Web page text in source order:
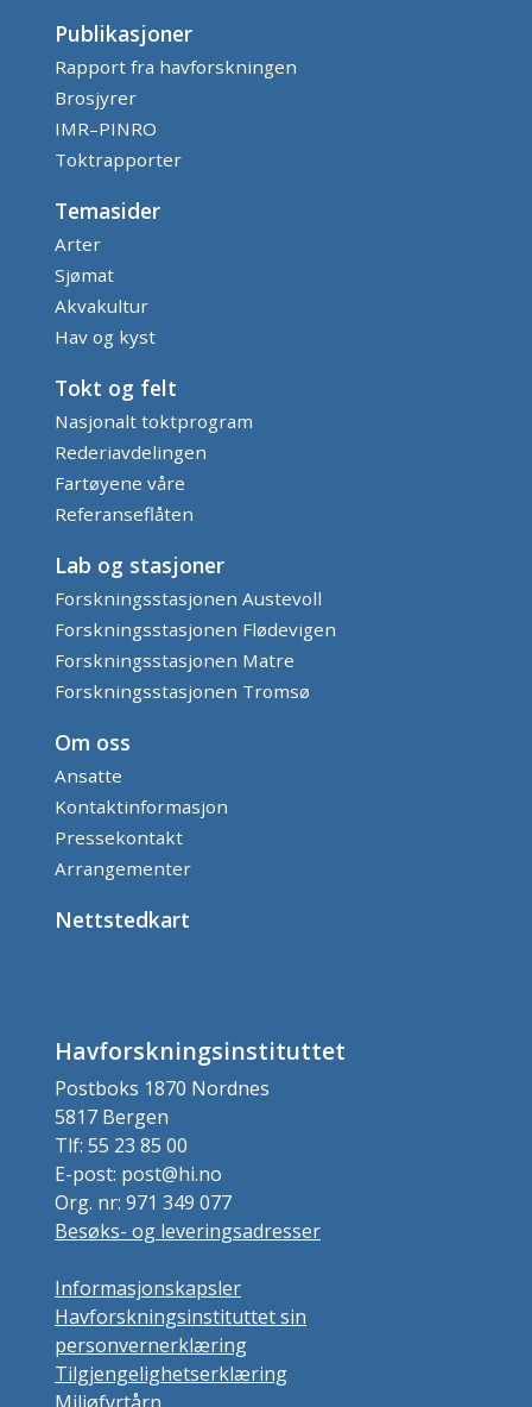
Publikasjoner
Rapport fra havforskningen
Brosjyrer
IMR–PINRO
Toktrapporter
Temasider
Arter
Sjømat
Akvakultur
Hav og kyst
Tokt og felt
Nasjonalt toktprogram
Rederiavdelingen
Fartøyene våre
Referanseflåten
Lab og stasjoner
Forskningsstasjonen Austevoll
Forskningsstasjonen Flødevigen
Forskningsstasjonen Matre
Forskningsstasjonen Tromsø
Om oss
Ansatte
Kontaktinformasjon
Pressekontakt
Arrangementer
Nettstedkart
Havforskningsinstituttet
Postboks 1870 Nordnes
5817 Bergen
Tlf: 55 23 85 00
E-post: post@hi.no
Org. nr: 971 349 077
Besøks- og leveringsadresser
Informasjonskapsler
Havforskningsinstituttet sin
personvernerklæring
Tilgjengelighetserklæring